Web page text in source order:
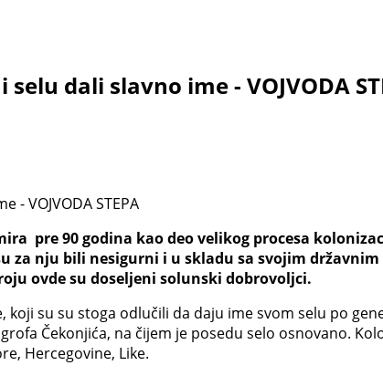
dali slavno ime - VOJVODA
pre 90 godina kao deo velikog procesa
za nju bili nesigurni i u skladu sa svojim
ovde su doseljeni solunski dobrovoljci.
su su stoga odlučili da daju ime svom selu po
Čekonjića, na čijem je posedu selo osnovano.
Hercegovine, Like.